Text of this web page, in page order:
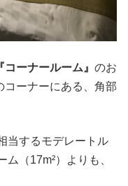
『コーナールーム』 のお
ーナーにある、角部
当するモデレートル
（17m²）よりも、